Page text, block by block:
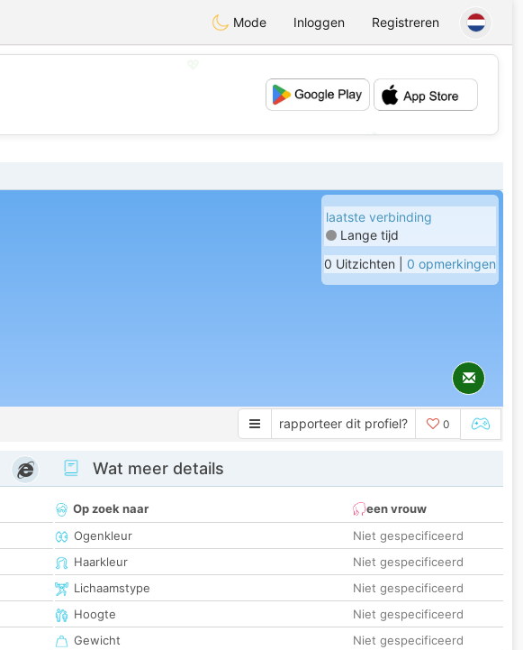
Mode Inloggen Registreren
💕
laatste verbinding
Lange tijd
0 Uitzichten | 0 opmerkingen
rapporteer dit profiel? 0
Wat meer details
Op zoek naar
een vrouw
Ogenkleur
Niet gespecificeerd
Haarkleur
Niet gespecificeerd
Lichaamstype
Niet gespecificeerd
Hoogte
Niet gespecificeerd
Gewicht
Niet gespecificeerd